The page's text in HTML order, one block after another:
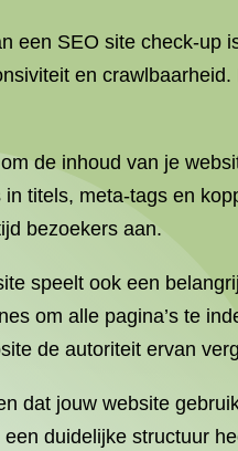
een SEO site check-up
en
de inhoud van je
titels, meta-tags en
bezoekers aan.
speelt ook een
om alle pagina’s te
de autoriteit ervan
dat jouw website
duidelijke structuur